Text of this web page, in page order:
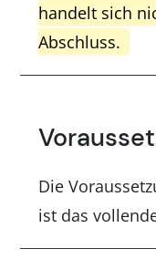
handelt sich
Abschluss.
Die
ist das